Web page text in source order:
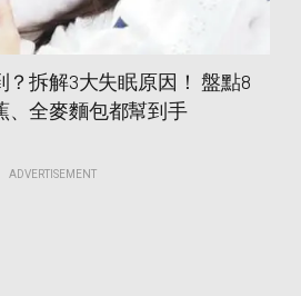
？拆解3大失眠原因！ 盤點8
、全麥麵包都幫到手
ADVERTISEMENT